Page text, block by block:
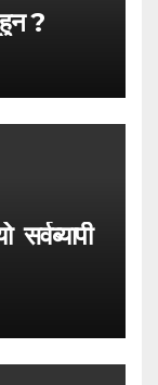
?
सर्वब्यापी